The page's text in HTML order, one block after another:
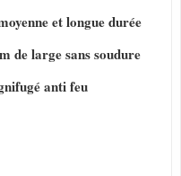
et longue durée
de large sans soudure
anti feu